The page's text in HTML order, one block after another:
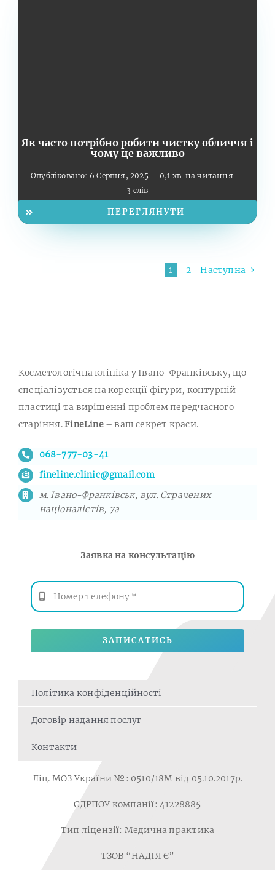
Як часто потрібно робити чистку обличчя і
чому це важливо
Опубліковано: 6 Серпня, 2025 - 0,1 хв. на читання -
3 слів
ПЕРЕГЛЯНУТИ
1 2 Наступна
Косметологічна клініка у Івано-Франківську, що
спеціалізується на корекції фігури, контурній
пластиці та вирішенні проблем передчасного
старіння.FineLine– ваш секрет краси.
068-777-03-41
fineline.clinic@gmail.com
м. Івано-Франківськ, вул. Страчених
націоналістів, 7а
Заявка на консультацію
ЗАПИСАТИСЬ
Політика конфіденційності
Договір надання послуг
Контакти
Ліц. МОЗ України №: 0510/18M від 05.10.2017р.
ЄДРПОУ компанії: 41228885
Тип ліцензії: Медична практика
ТЗОВ “НАДІЯ Є”